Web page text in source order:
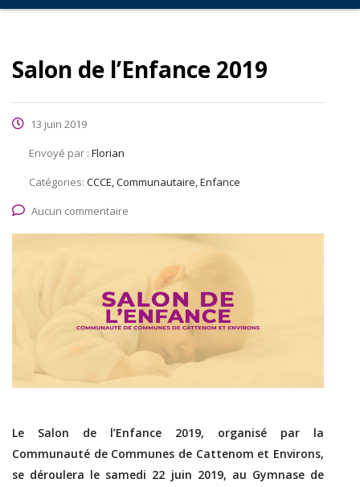
Salon de l’Enfance 2019
13 juin 2019
Envoyé par : Florian
Catégories: CCCE, Communautaire, Enfance
Aucun commentaire
Le Salon de l’Enfance 2019, organisé par la
Communauté de Communes de Cattenom et Environs,
se déroulera le samedi 22 juin 2019, au Gymnase de